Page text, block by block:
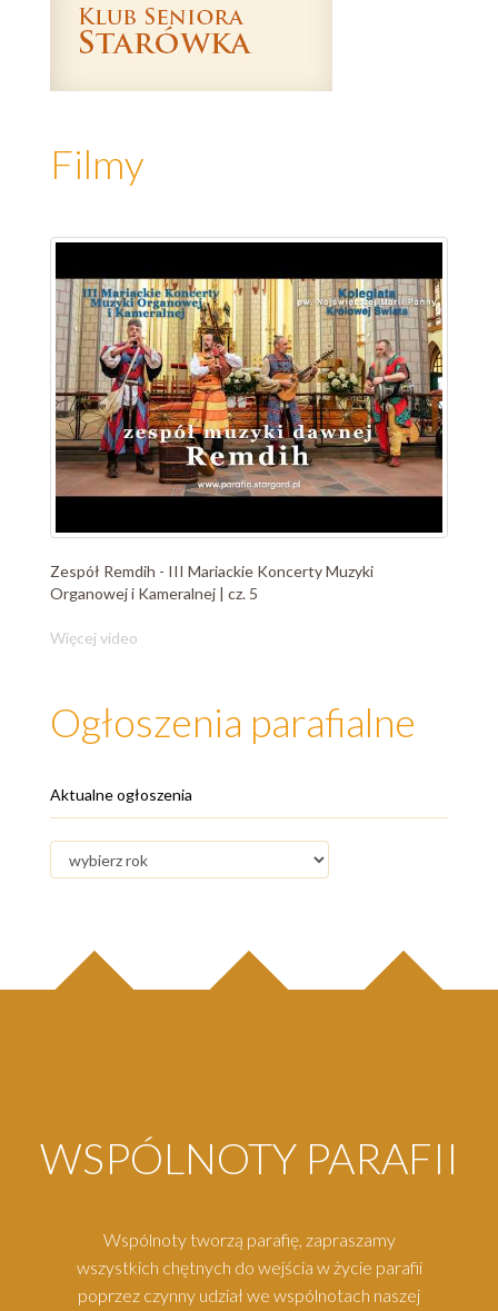
Filmy
Zespół Remdih - III Mariackie Koncerty Muzyki
Organowej i Kameralnej | cz. 5
Więcej video
Ogłoszenia parafialne
Aktualne ogłoszenia
WSPÓLNOTY PARAFII
Wspólnoty tworzą parafię, zapraszamy
wszystkich chętnych do wejścia w życie parafii
poprzez czynny udział we wspólnotach naszej